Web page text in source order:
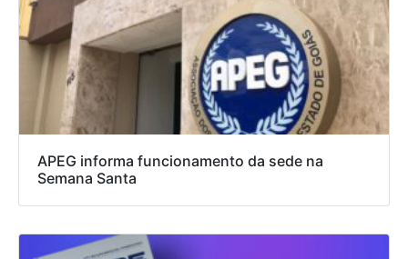
APEG informa funcionamento da sede na
Semana Santa